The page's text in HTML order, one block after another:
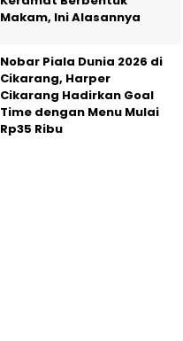
Makam, Ini Alasannya
Nobar Piala Dunia 2026 di
Cikarang, Harper
Cikarang Hadirkan Goal
Time dengan Menu Mulai
Rp35 Ribu